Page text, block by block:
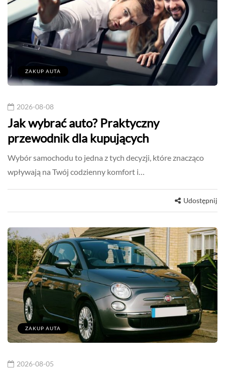
ZAKUP AUTA
2026-08-08
Jak wybrać auto? Praktyczny
przewodnik dla kupujących
Wybór samochodu to jedna z tych decyzji, które znacząco
wpływają na Twój codzienny komfort i…
Udostępnij
ZAKUP AUTA
2026-08-05